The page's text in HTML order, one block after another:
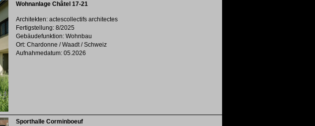
Wohnanlage Châtel 17-21
Architekten: actescollectifs architectes
Fertigstellung: 8/2025
Gebäudefunktion: Wohnbau
Ort: Chardonne / Waadt / Schweiz
Aufnahmedatum: 05.2026
Sporthalle Corminboeuf